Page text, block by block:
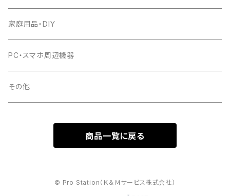
家庭用品・DIY
PC・スマホ周辺機器
その他
商品一覧に戻る
© Pro Station（Ｋ＆Ｍサービス株式会社）